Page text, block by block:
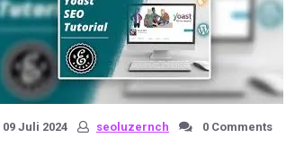
09 Juli 2024 seoluzernch 0 Comments